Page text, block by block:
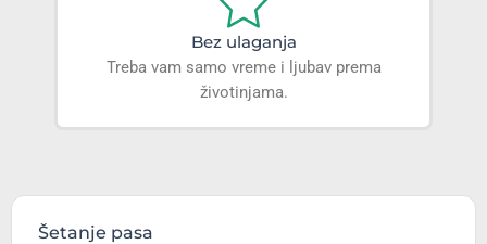
Bez ulaganja
Treba vam samo vreme i ljubav prema
životinjama.
Šetanje pasa